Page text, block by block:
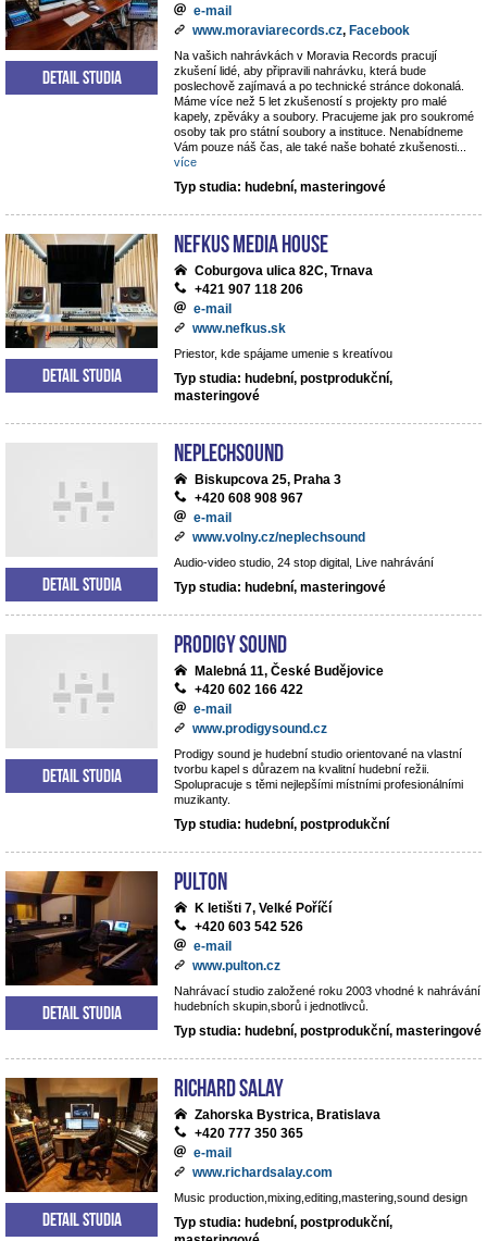
e-mail
www.moraviarecords.cz, Facebook
Na vašich nahrávkách v Moravia Records pracují
zkušení lidé, aby připravili nahrávku, která bude
poslechově zajímavá a po technické stránce dokonalá.
Máme více než 5 let zkušeností s projekty pro malé
kapely, zpěváky a soubory. Pracujeme jak pro soukromé
osoby tak pro státní soubory a instituce. Nenabídneme
Vám pouze náš čas, ale také naše bohaté zkušenosti
více
Typ studia: hudební, masteringové
Detail studia
NEFKUS Media House
Coburgova ulica 82C, Trnava
+421 907 118 206
e-mail
www.nefkus.sk
Priestor, kde spájame umenie s kreatívou
Typ studia: hudební, postprodukční,
masteringové
Detail studia
NEPLECHSOUND
Biskupcova 25, Praha 3
+420 608 908 967
e-mail
www.volny.cz/neplechsound
Audio-video studio, 24 stop digital, Live nahrávání
Typ studia: hudební, masteringové
Detail studia
Prodigy Sound
Malebná 11, České Budějovice
+420 602 166 422
e-mail
www.prodigysound.cz
Prodigy sound je hudební studio orientované na vlastní
tvorbu kapel s důrazem na kvalitní hudební režii.
Spolupracuje s těmi nejlepšími místními profesionálními
muzikanty.
Typ studia: hudební, postprodukční
Detail studia
Pulton
K letišti 7, Velké Poříčí
+420 603 542 526
e-mail
www.pulton.cz
Nahrávací studio založené roku 2003 vhodné k nahrávání
hudebních skupin,sborů i jednotlivců.
Typ studia: hudební, postprodukční, masteringové
Detail studia
RICHARD SALAY
Zahorska Bystrica, Bratislava
+420 777 350 365
e-mail
www.richardsalay.com
Music production,mixing,editing,mastering,sound design
Typ studia: hudební, postprodukční,
Detail studia